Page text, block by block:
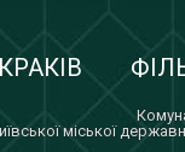
міської